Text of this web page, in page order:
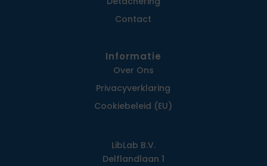
Contact
Informatie
Over Ons
Privacy­verklaring
Cookiebeleid (EU)
LibLab B.V.
Delflandlaan 1